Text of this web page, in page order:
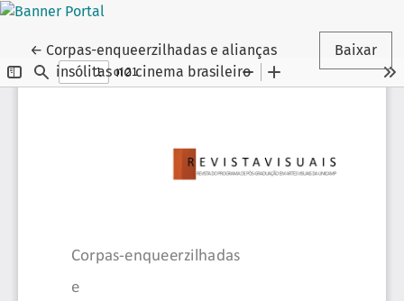
← Voltar aos Detalhes do Artigo
Corpas-enqueerzilhadas e alianças
insólitas no cinema brasileiro
Baixar